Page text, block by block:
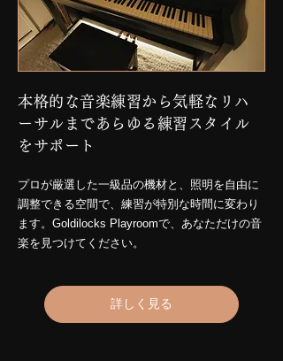
本格的な音楽練習から気軽なリハ
ーサルまであらゆる練習スタイル
をサポート
プロが厳選した一級品の機材と、照明を自由に
調整できる空間で、練習が特別な時間に変わり
ます。Goldilocks Playroomで、あなただけの音
楽を見つけてください。
詳しく見る